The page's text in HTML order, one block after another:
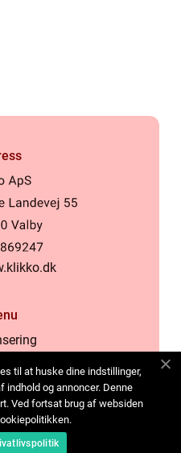
oss
til at huske dine indstillinger,
og annoncer. Denne
Ved fortsat brug af websiden